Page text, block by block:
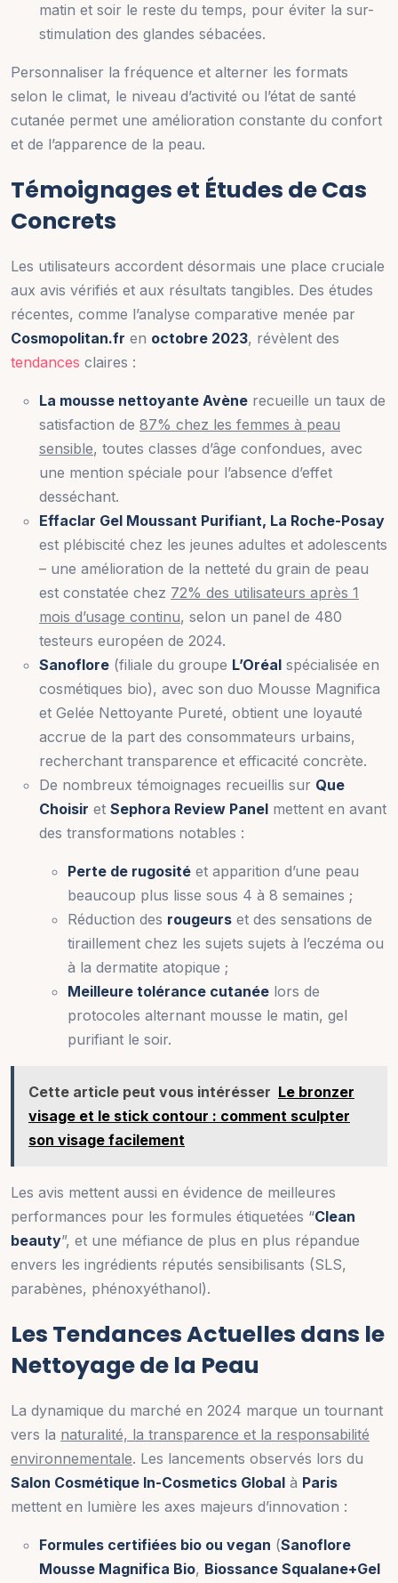
matin et soir le reste du temps, pour éviter la sur-
stimulation des glandes sébacées.
Personnaliser la fréquence et alterner les formats
selon le climat, le niveau d’activité ou l’état de santé
cutanée permet une amélioration constante du confort
et de l’apparence de la peau.
Témoignages et Études de Cas
Concrets
Les utilisateurs accordent désormais une place cruciale
aux avis vérifiés et aux résultats tangibles. Des études
récentes, comme l’analyse comparative menée par
Cosmopolitan.fr en octobre 2023, révèlent des
tendances claires :
La mousse nettoyante Avène recueille un taux de
satisfaction de 87% chez les femmes à peau
sensible, toutes classes d’âge confondues, avec
une mention spéciale pour l’absence d’effet
desséchant.
Effaclar Gel Moussant Purifiant, La Roche-Posay
est plébiscité chez les jeunes adultes et adolescents
– une amélioration de la netteté du grain de peau
est constatée chez 72% des utilisateurs après 1
mois d’usage continu, selon un panel de 480
testeurs européen de 2024.
Sanoflore (filiale du groupe L’Oréal spécialisée en
cosmétiques bio), avec son duo Mousse Magnifica
et Gelée Nettoyante Pureté, obtient une loyauté
accrue de la part des consommateurs urbains,
recherchant transparence et efficacité concrète.
De nombreux témoignages recueillis sur Que
Choisir et Sephora Review Panel mettent en avant
des transformations notables :
Perte de rugosité et apparition d’une peau
beaucoup plus lisse sous 4 à 8 semaines ;
Réduction des rougeurs et des sensations de
tiraillement chez les sujets sujets à l’eczéma ou
à la dermatite atopique ;
Meilleure tolérance cutanée lors de
protocoles alternant mousse le matin, gel
purifiant le soir.
Cette article peut vous intérésser Le bronzer
visage et le stick contour : comment sculpter
son visage facilement
Les avis mettent aussi en évidence de meilleures
performances pour les formules étiquetées “Clean
beauty”, et une méfiance de plus en plus répandue
envers les ingrédients réputés sensibilisants (SLS,
parabènes, phénoxyéthanol).
Les Tendances Actuelles dans le
Nettoyage de la Peau
La dynamique du marché en 2024 marque un tournant
vers la naturalité, la transparence et la responsabilité
environnementale. Les lancements observés lors du
Salon Cosmétique In-Cosmetics Global à Paris
mettent en lumière les axes majeurs d’innovation :
Formules certifiées bio ou vegan (Sanoflore
Mousse Magnifica Bio, Biossance Squalane+Gel